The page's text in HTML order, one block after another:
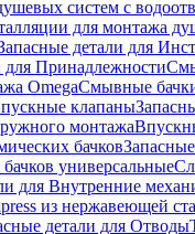
систем с
для монтажа
детали для
для Принадлежности
OmegaСмывные
клапаны
монтажа
бачков
универсальные
для Внутренние
из нержавеющей
детали для Отводы